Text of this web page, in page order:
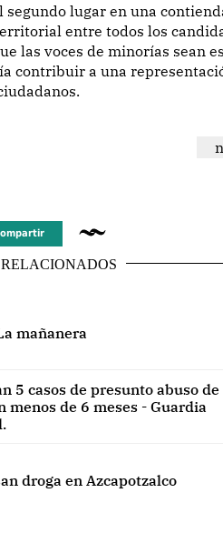
segundo lugar en una
entre todos los
las voces de minorías sean
contribuir a una
mañanera
5 casos de presunto abuso de
menos de 6 meses - Guardia
droga en Azcapotzalco